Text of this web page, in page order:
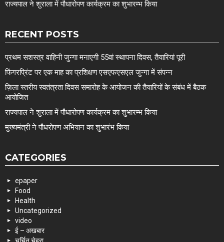
राज्यपाल ने शुराला में पौधारोपण कार्यक्रम का शुभारम्भ किया
RECENT POSTS
प्रथम सशस्त्र वाहिनी जुन्गा मनाएगी 55वां स्थापना दिवस, तैयारियां पूरी
फिंगरप्रिंट पर एक माह का प्रशिक्षण एसएफएसएल जुन्गा में संपन्न
ज़िला स्तरीय स्वतंत्रता दिवस समारोह के आयोजन की तैयारियों के संबंध में बैठक
आयोजित
राज्यपाल ने शुराला में पौधारोपण कार्यक्रम का शुभारम्भ किया
मुख्यमंत्री ने पौधरोपण अभियान का शुभारंभ किया
CATEGORIES
epaper
Food
Health
Uncategorized
video
ई – अखबार